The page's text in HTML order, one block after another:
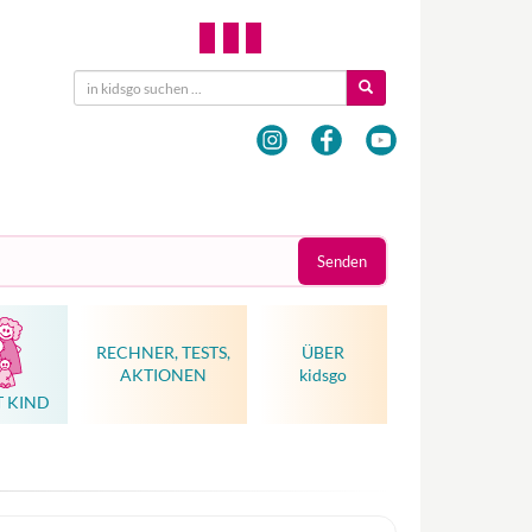
Senden
KIND
RECHNER, TESTS,
AKTIONEN
ÜBER
kidsgo